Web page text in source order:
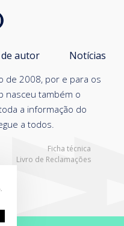
Ficha técnica
Livro de Reclamações
de 2008, por e para os
nasceu também o
a informação do
a todos.
autor Notícias